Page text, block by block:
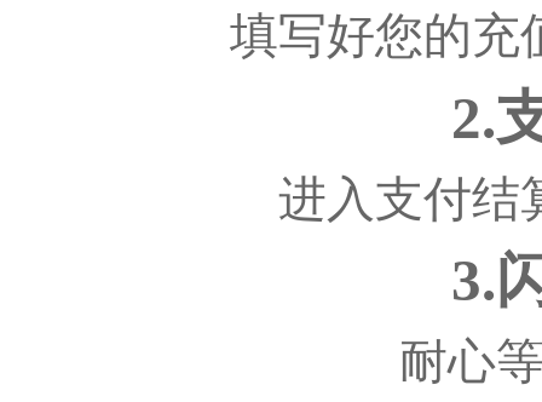
填写好您的充
2.
进入支付结
3.
耐心